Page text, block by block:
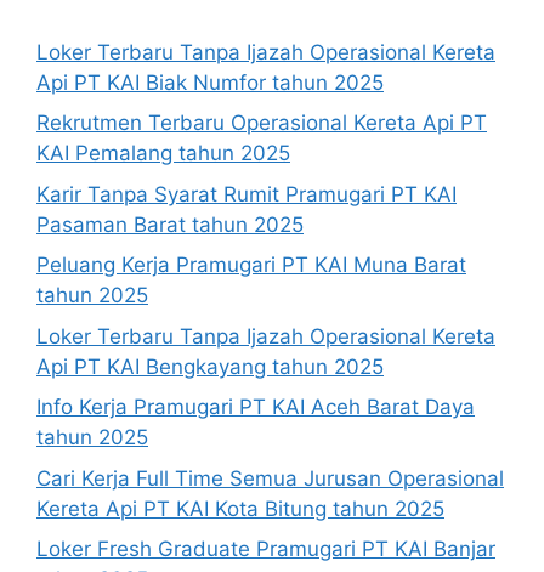
Loker Terbaru Tanpa Ijazah Operasional Kereta
Api PT KAI Biak Numfor tahun 2025
Rekrutmen Terbaru Operasional Kereta Api PT
KAI Pemalang tahun 2025
Karir Tanpa Syarat Rumit Pramugari PT KAI
Pasaman Barat tahun 2025
Peluang Kerja Pramugari PT KAI Muna Barat
tahun 2025
Loker Terbaru Tanpa Ijazah Operasional Kereta
Api PT KAI Bengkayang tahun 2025
Info Kerja Pramugari PT KAI Aceh Barat Daya
tahun 2025
Cari Kerja Full Time Semua Jurusan Operasional
Kereta Api PT KAI Kota Bitung tahun 2025
Loker Fresh Graduate Pramugari PT KAI Banjar